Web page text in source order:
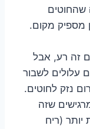
שהחוטים
מספיק מקום.
זה רע, אבל
עלולים לשבור
נזק לחוטים.
שזה
יותר (ריח